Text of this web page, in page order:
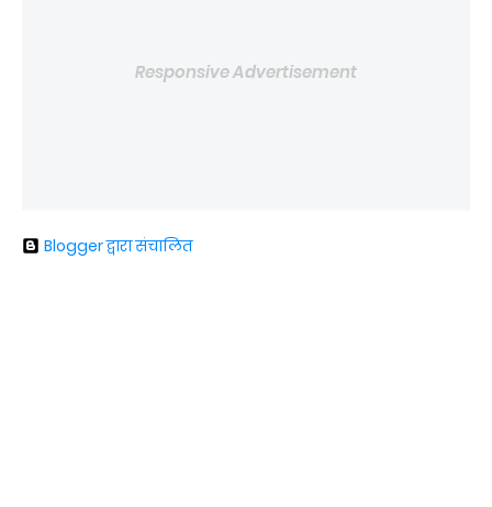
Responsive Advertisement
Blogger द्वारा संचालित